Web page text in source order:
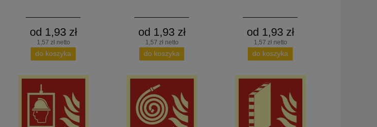
od 1,93 zł
1,57 zł netto
do koszyka
od 1,93 zł
1,57 zł netto
do koszyka
od 1,93 zł
1,57 zł netto
do koszyka